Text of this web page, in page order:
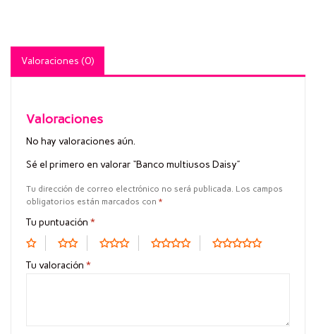
Valoraciones (0)
Valoraciones
No hay valoraciones aún.
Sé el primero en valorar “Banco multiusos Daisy”
Tu dirección de correo electrónico no será publicada. Los campos
obligatorios están marcados con *
Tu puntuación *
Tu valoración *